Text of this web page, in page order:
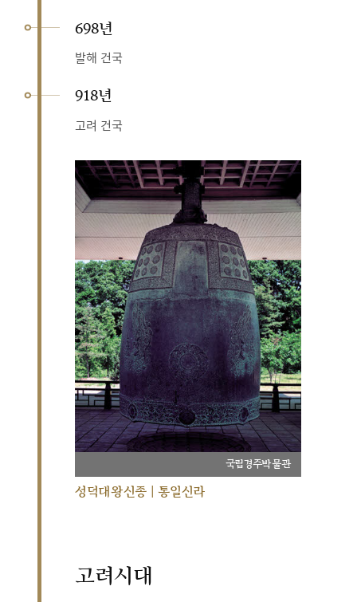
698년
발해 건국
918년
고려 건국
국립경주박물관
성덕대왕신종 | 통일신라
고려시대